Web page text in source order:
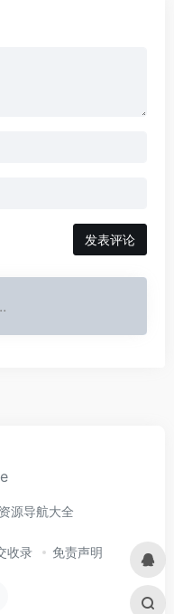
发表评论
源导航大全
收录 免责声明